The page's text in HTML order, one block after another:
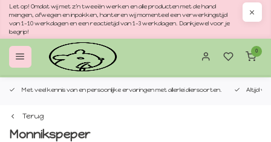
Let op! Omdat wij met z'n tweeën werken en alle producten met de hand
mengen, afwegen en inpakken, hanteren wij momenteel een verwerkingstijd
van 1–10 werkdagen en een reactietijd van 1–3 werkdagen. Dankjewel voor je
begrip!
0
Met veel kennis van en persoonlijke ervaringen met allerlei diersoorten. Altijd
Terug
Monnikspeper